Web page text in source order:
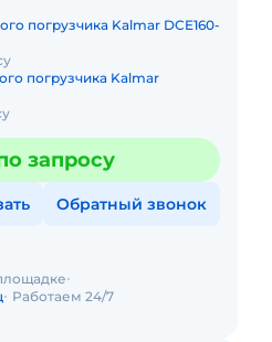
погрузчика Kalmar DCE160-
погрузчика Kalmar
запросу
Обратный звонок
Работаем 24/7